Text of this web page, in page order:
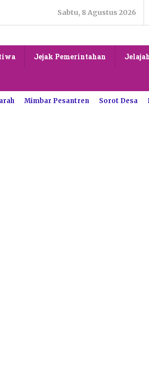
Sabtu, 8 Agustus 2026
Jejak Pemerintahan
Mimbar Pesantren Sorot Desa